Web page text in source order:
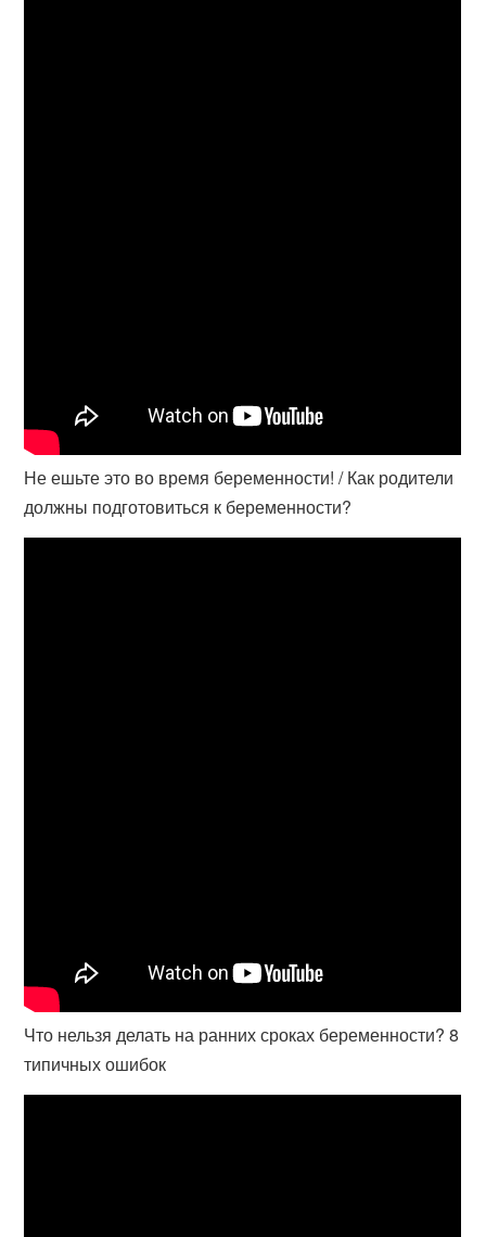
Не ешьте это во время беременности! / Как родители
должны подготовиться к беременности?
Что нельзя делать на ранних сроках беременности? 8
типичных ошибок